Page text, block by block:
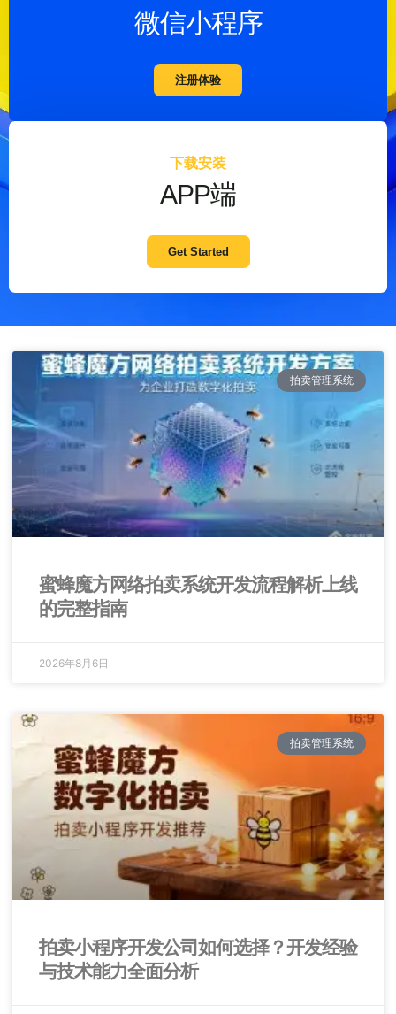
微信小程序
注册体验
下载安装
APP端
Get Started
拍卖管理系统
蜜蜂魔方网络拍卖系统开发流程解析上线
的完整指南
2026年8月6日
拍卖管理系统
拍卖小程序开发公司如何选择？开发经验
与技术能力全面分析